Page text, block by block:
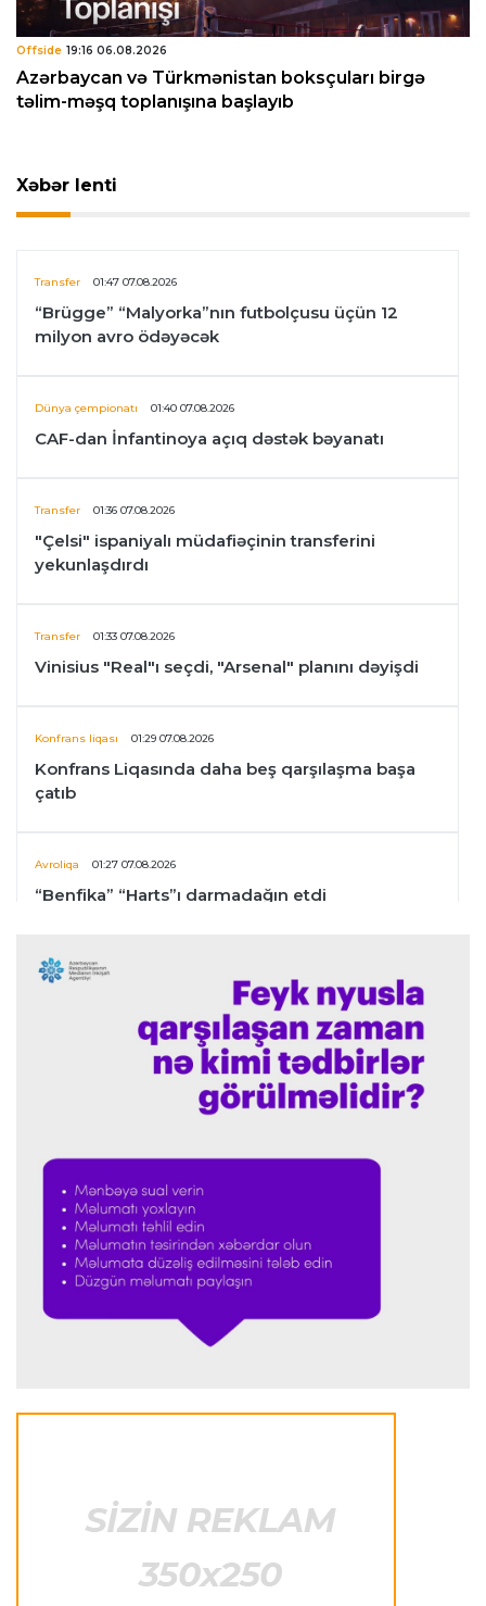
Offside 19:16 06.08.2026
Azərbaycan və Türkmənistan boksçuları birgə
təlim-məşq toplanışına başlayıb
Xəbər lenti
Transfer 01:47 07.08.2026
“Brügge” “Malyorka”nın futbolçusu üçün 12
milyon avro ödəyəcək
Dünya çempionatı 01:40 07.08.2026
CAF-dan İnfantinoya açıq dəstək bəyanatı
Transfer 01:36 07.08.2026
"Çelsi" ispaniyalı müdafiəçinin transferini
yekunlaşdırdı
Transfer 01:33 07.08.2026
Vinisius "Real"ı seçdi, "Arsenal" planını dəyişdi
Konfrans liqası 01:29 07.08.2026
Konfrans Liqasında daha beş qarşılaşma başa
çatıb
Avroliqa 01:27 07.08.2026
“Benfika” “Harts”ı darmadağın etdi
İspaniya L.L.
"Barselona" Mərakeş klubuna qarşı keçirilməsi
planlaşdırılan yoldaşlıq oyununu ləğv etdi
23:59 06.08.2026
"Prezident səlahiyyətlərindən sui-istifadə edib"
Formula-1 23:51 06.08.2026
"Antonelli çox etibarlı pilota çevrilib"
Formula-1 23:44 06.08.2026
"Antonelli mövsümün ən yaxşı pilotlarından
bənzəyir"
23:38 06.08.2026